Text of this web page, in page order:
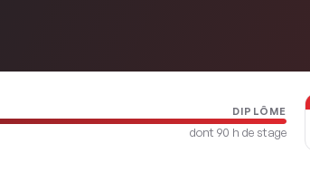
DIPLÔME
dont 90 h de stage